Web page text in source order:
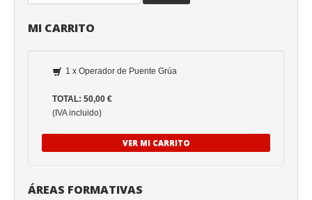
MI CARRITO
1 x Operador de Puente Grúa
TOTAL: 50,00 €
(IVA incluido)
VER MI CARRITO
ÁREAS FORMATIVAS